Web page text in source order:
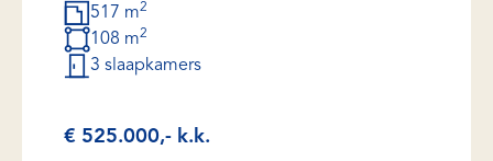
517 m2
108 m2
3 slaapkamers
€ 525.000,- k.k.